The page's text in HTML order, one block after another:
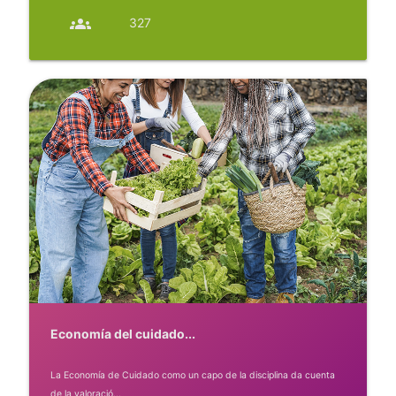
groups 327
Economía del cuidado...
La Economía de Cuidado como un capo de la disciplina da cuenta